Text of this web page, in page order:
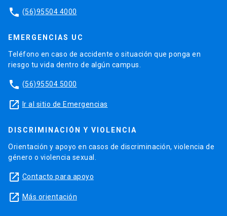
phone (56)95504 4000
EMERGENCIAS UC
Teléfono en caso de accidente o situación que ponga en
riesgo tu vida dentro de algún campus.
phone (56)95504 5000
launch Ir al sitio de Emergencias
DISCRIMINACIÓN Y VIOLENCIA
Orientación y apoyo en casos de discriminación, violencia de
género o violencia sexual.
launch Contacto para apoyo
launch Más orientación